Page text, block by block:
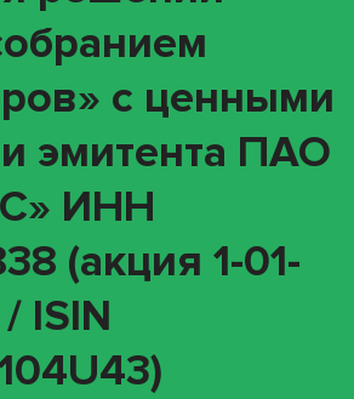
с ценными
эмитента ПАО
ИНН
(акция 1-01-
ISIN